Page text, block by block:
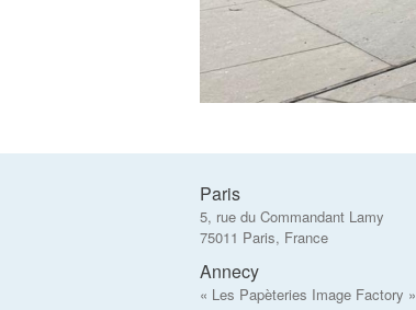
Paris
5, rue du Commandant Lamy
75011 Paris, France
Annecy
« Les Papèteries Image Factory »